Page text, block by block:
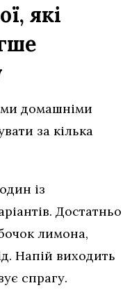
які
домашніми
за кілька
із
Достатньо
лимона,
Напій виходить
спрагу.